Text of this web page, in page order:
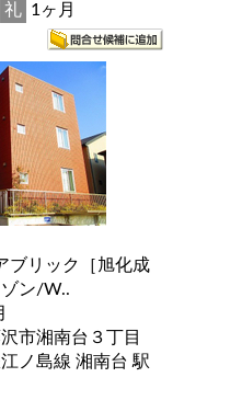
礼 1ヶ月
ブリック［旭化成
ン/W..
市湘南台３丁目
ノ島線 湘南台 駅